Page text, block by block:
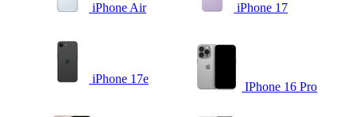
iPhone Air iPhone 17
iPhone 17e
IPhone 16 Pro